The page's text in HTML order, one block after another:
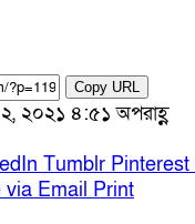
Copy URL
২, ২০২১ ৪:৫১ অপরাহ্ণ
Tumblr Pinterest
via Email Print